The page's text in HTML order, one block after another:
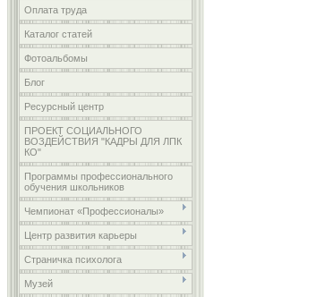
Оплата труда
Каталог статей
Фотоальбомы
Блог
Ресурсный центр
ПРОЕКТ СОЦИАЛЬНОГО
ВОЗДЕЙСТВИЯ "КАДРЫ ДЛЯ ЛПК
КО"
Программы профессионального
обучения школьников
Чемпионат «Профессионалы»
Центр развития карьеры
Страничка психолога
Музей